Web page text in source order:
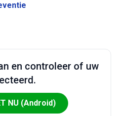
en controleer of uw
NU (Android)